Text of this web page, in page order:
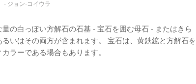
- ジョン·コイウラ
の白っぽい方解石の石基 - 宝石を囲む母石 - またはきら
いはその両方が含まれます。 宝石は、黄鉄鉱と方解石を
ラーである場合もあります。